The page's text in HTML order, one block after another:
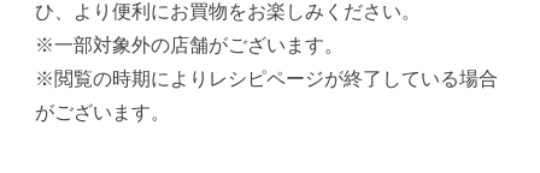
ひ、より便利にお買物をお楽しみください。
※一部対象外の店舗がございます。
※閲覧の時期によりレシピページが終了している場合
がございます。